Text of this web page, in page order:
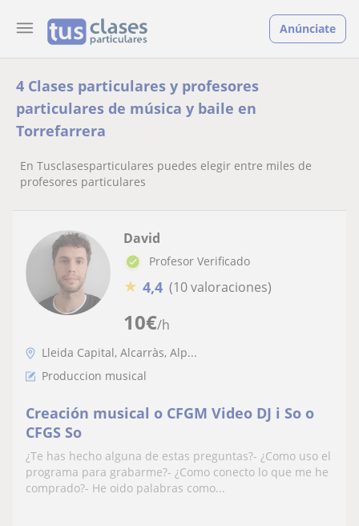
Anúnciate
4 Clases particulares y profesores
particulares de música y baile en
Torrefarrera
En Tusclasesparticulares puedes elegir entre miles de
profesores particulares
10€/h
David
Profesor Verificado
★ 4,4 (10 valoraciones)
Lleida Capital, Alcarràs, Alp...
Produccion musical
Creación musical o CFGM Video DJ i So o
CFGS So
¿Te has hecho alguna de estas preguntas?- ¿Como uso el
programa para grabarme?- ¿Como conecto lo que me he
comprado?- He oido palabras como...